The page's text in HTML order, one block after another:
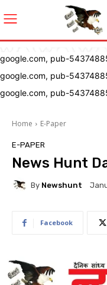
google.com, pub-
google.com, pub-
google.com, pub-
Home E-Paper
E-PAPER
News Hunt
By Newshunt
Facebook